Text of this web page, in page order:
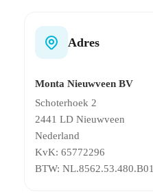
Adres
Monta Nieuwveen BV
Schoterhoek 2
2441 LD Nieuwveen
Nederland
KvK: 65772296
BTW: NL.8562.53.480.B01